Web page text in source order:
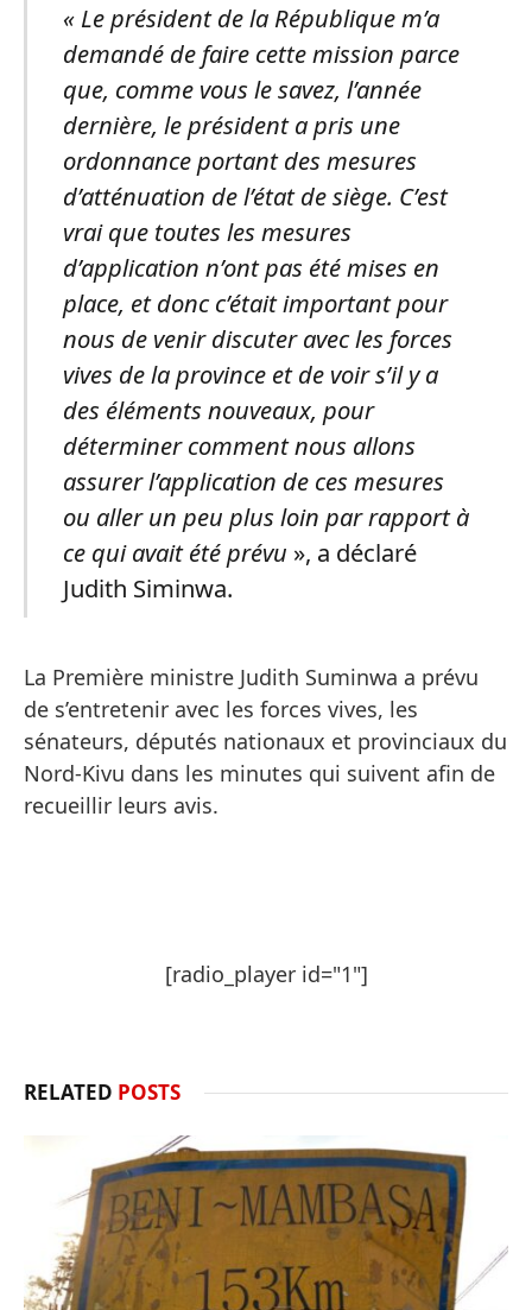
« Le président de la République m’a
demandé de faire cette mission parce
que, comme vous le savez, l’année
dernière, le président a pris une
ordonnance portant des mesures
d’atténuation de l’état de siège. C’est
vrai que toutes les mesures
d’application n’ont pas été mises en
place, et donc c’était important pour
nous de venir discuter avec les forces
vives de la province et de voir s’il y a
des éléments nouveaux, pour
déterminer comment nous allons
assurer l’application de ces mesures
ou aller un peu plus loin par rapport à
ce qui avait été prévu », a déclaré
Judith Siminwa.
La Première ministre Judith Suminwa a prévu
de s’entretenir avec les forces vives, les
sénateurs, députés nationaux et provinciaux du
Nord-Kivu dans les minutes qui suivent afin de
recueillir leurs avis.
[radio_player id="1"]
RELATED POSTS